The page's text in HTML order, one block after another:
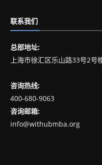
联系我们
总部地址:
上海市徐汇区乐山路33号2号
咨询热线:
400-680-9063
咨询邮箱:
info@withubmba.org